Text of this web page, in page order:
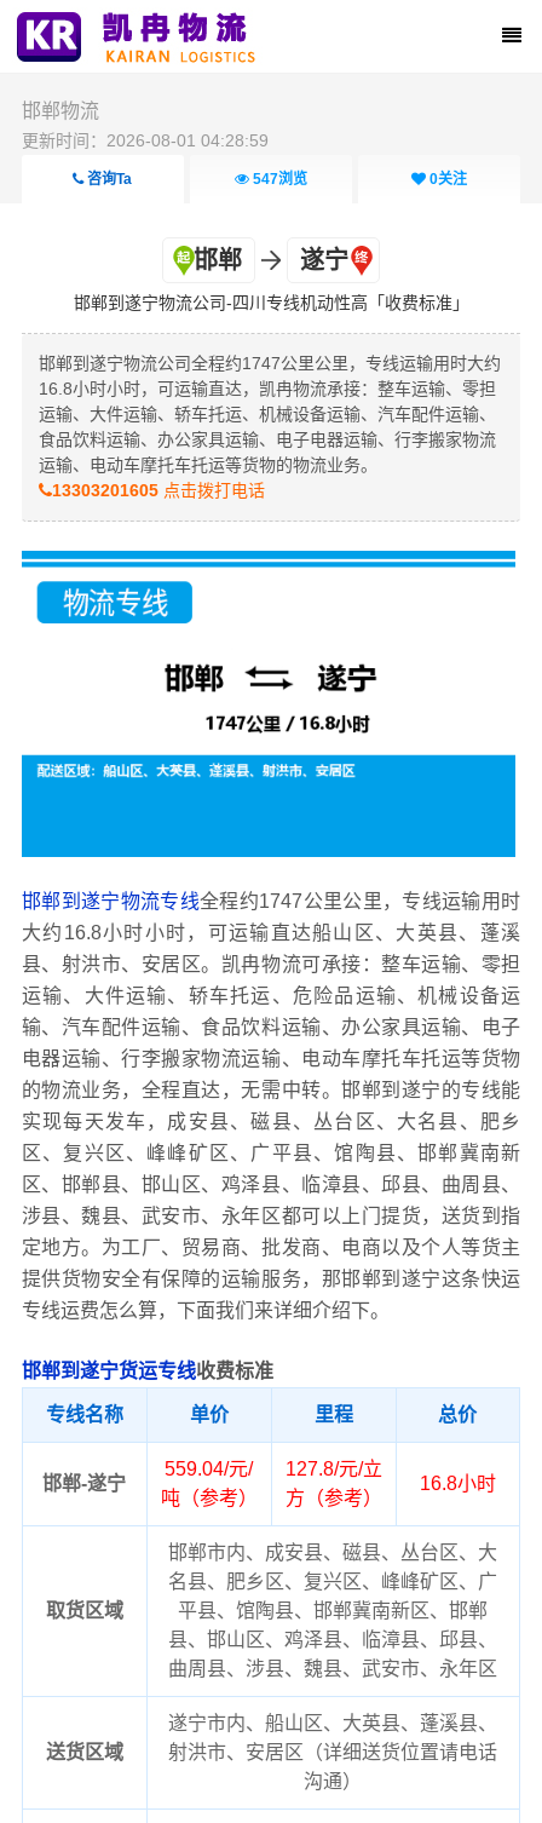
邯郸物流
更新时间：2026-08-01 04:28:59
咨询Ta 547浏览 0关注
邯郸 遂宁
邯郸到遂宁物流公司-四川专线机动性高「收费标准」
邯郸到遂宁物流公司全程约1747公里公里，专线运输用时大约
16.8小时小时，可运输直达，凯冉物流承接：整车运输、零担
运输、大件运输、轿车托运、机械设备运输、汽车配件运输、
食品饮料运输、办公家具运输、电子电器运输、行李搬家物流
运输、电动车摩托车托运等货物的物流业务。
13303201605点击拨打电话
邯郸到遂宁物流专线全程约1747公里公里，专线运输用时
大约16.8小时小时，可运输直达船山区、大英县、蓬溪
县、射洪市、安居区。凯冉物流可承接：整车运输、零担
运输、大件运输、轿车托运、危险品运输、机械设备运
输、汽车配件运输、食品饮料运输、办公家具运输、电子
电器运输、行李搬家物流运输、电动车摩托车托运等货物
的物流业务，全程直达，无需中转。邯郸到遂宁的专线能
实现每天发车，成安县、磁县、丛台区、大名县、肥乡
区、复兴区、峰峰矿区、广平县、馆陶县、邯郸冀南新
区、邯郸县、邯山区、鸡泽县、临漳县、邱县、曲周县、
涉县、魏县、武安市、永年区都可以上门提货，送货到指
定地方。为工厂、贸易商、批发商、电商以及个人等货主
提供货物安全有保障的运输服务，那邯郸到遂宁这条快运
专线运费怎么算，下面我们来详细介绍下。
邯郸到遂宁货运专线收费标准
专线名称 单价 里程 总价
邯郸-遂宁
559.04/元/
吨（参考）
127.8/元/立
方（参考）
16.8小时
取货区域
邯郸市内、成安县、磁县、丛台区、大
名县、肥乡区、复兴区、峰峰矿区、广
平县、馆陶县、邯郸冀南新区、邯郸
县、邯山区、鸡泽县、临漳县、邱县、
曲周县、涉县、魏县、武安市、永年区
送货区域
遂宁市内、船山区、大英县、蓬溪县、
射洪市、安居区（详细送货位置请电话
沟通）